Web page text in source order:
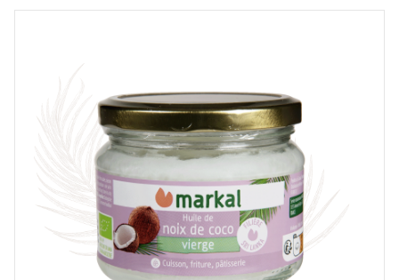
COMMENTAIRE *
En cochant cette case, je donne mon accord pour que
markal utilise les données saisies dans ce formulaire
pour traiter et afficher le nom saisi, la note et le
commentaire de manière publique sur cette page. Pour
plus d'informations sur le traitement de ces données,
consulter la page des mentions légales. *